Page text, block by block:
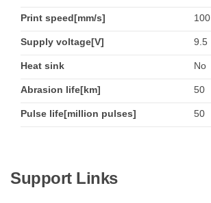
Print speed[mm/s] 100
Supply voltage[V] 9.5
Heat sink No
Abrasion life[km] 50
Pulse life[million pulses] 50
Support Links